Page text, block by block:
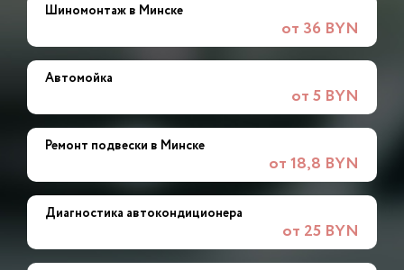
Шиномонтаж в Минске
от 36 BYN
Автомойка
от 5 BYN
Ремонт подвески в Минске
от 18,8 BYN
Диагностика автокондиционера
от 25 BYN